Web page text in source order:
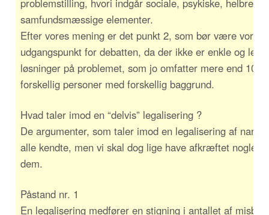
problemstilling, hvori indgår sociale, psykiske,
samfundsmæssige elementer.
Efter vores mening er det punkt 2, som bør være vores
udgangspunkt for debatten, da der ikke er enkle og lette
løsninger på problemet, som jo omfatter mere end
forskellig personer med forskellig baggrund.
Hvad taler imod en “delvis” legalisering ?
De argumenter, som taler imod en legalisering af narko
alle kendte, men vi skal dog lige have afkræftet nogle af
dem.
Påstand nr. 1
En legalisering medfører en stigning i antallet af